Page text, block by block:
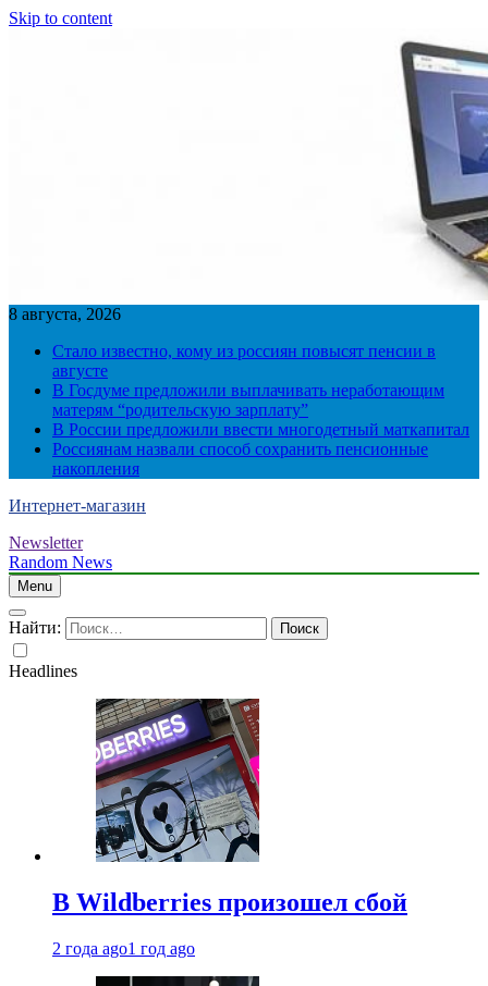
Skip to content
8 августа, 2026
Стало известно, кому из россиян повысят пенсии в
августе
В Госдуме предложили выплачивать неработающим
матерям “родительскую зарплату”
В России предложили ввести многодетный маткапитал
Россиянам назвали способ сохранить пенсионные
накопления
Интернет-магазин
Newsletter
Random News
Menu
Найти:
Headlines
В Wildberries произошел сбой
2 года ago1 год ago